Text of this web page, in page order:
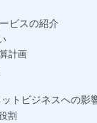
ビスの紹介
計画
トビジネスへの影
割